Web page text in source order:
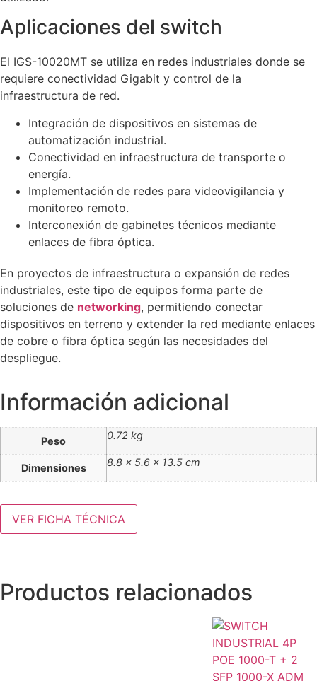
Aplicaciones del switch
El IGS-10020MT se utiliza en redes industriales donde se
requiere conectividad Gigabit y control de la
infraestructura de red.
Integración de dispositivos en sistemas de
automatización industrial.
Conectividad en infraestructura de transporte o
energía.
Implementación de redes para videovigilancia y
monitoreo remoto.
Interconexión de gabinetes técnicos mediante
enlaces de fibra óptica.
En proyectos de infraestructura o expansión de redes
industriales, este tipo de equipos forma parte de
soluciones de networking, permitiendo conectar
dispositivos en terreno y extender la red mediante enlaces
de cobre o fibra óptica según las necesidades del
despliegue.
Información adicional
Peso 0.72 kg
Dimensiones 8.8 × 5.6 × 13.5 cm
VER FICHA TÉCNICA
Productos relacionados